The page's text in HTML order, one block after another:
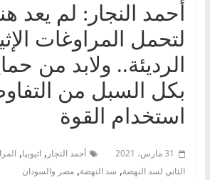
أحمد النجار: لم يعد
لتحمل المراوغات
الرديئة.. ولابد من
بكل السبل من
استخدام القوة
31 مارس، 2021 أحمد النجار , اثيوبيا,
الثاني لسد النهضة, سد النهضة, مصر والسودان